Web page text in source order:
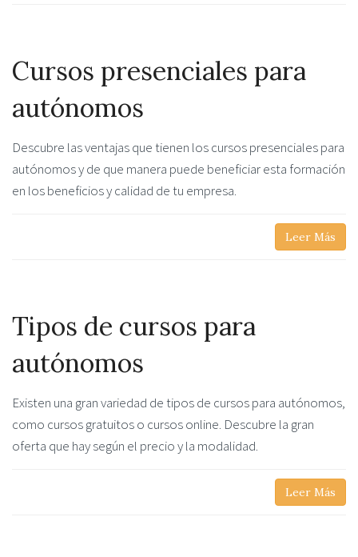
Cursos presenciales para
autónomos
Descubre las ventajas que tienen los cursos presenciales para
autónomos y de que manera puede beneficiar esta formación
en los beneficios y calidad de tu empresa.
Leer Más
Tipos de cursos para
autónomos
Existen una gran variedad de tipos de cursos para autónomos,
como cursos gratuitos o cursos online. Descubre la gran
oferta que hay según el precio y la modalidad.
Leer Más